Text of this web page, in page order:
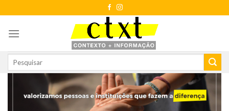
to
content